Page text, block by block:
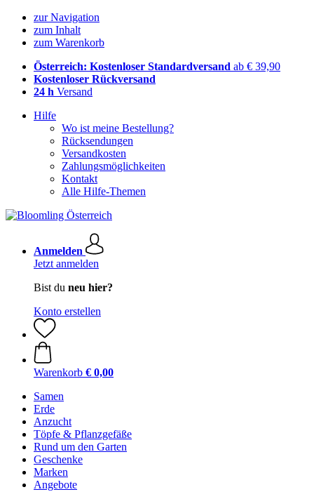
zur Navigation
zum Inhalt
zum Warenkorb
Österreich: Kostenloser Standardversand ab € 39,90
Kostenloser Rückversand
24 h Versand
Hilfe
Wo ist meine Bestellung?
Rücksendungen
Versandkosten
Zahlungsmöglichkeiten
Kontakt
Alle Hilfe-Themen
Anmelden
Jetzt anmelden
Bist du neu hier?
Konto erstellen
Warenkorb € 0,00
Samen
Erde
Anzucht
Töpfe & Pflanzgefäße
Rund um den Garten
Geschenke
Marken
Angebote